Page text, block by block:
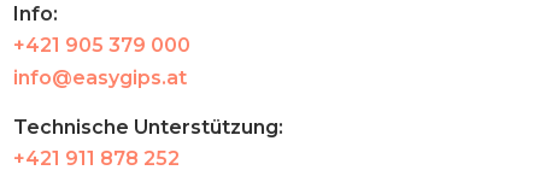
Info:
+421 905 379 000
info@easygips.at
Technische Unterstützung:
+421 911 878 252